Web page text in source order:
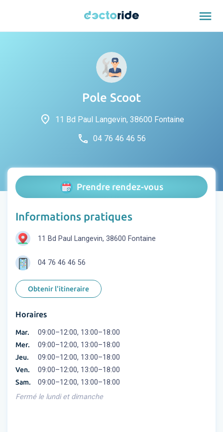
menu
Pole Scoot
place 11 Bd Paul Langevin, 38600 Fontaine
phone 04 76 46 46 56
Prendre rendez-vous
Informations pratiques
11 Bd Paul Langevin, 38600 Fontaine
04 76 46 46 56
Obtenir l'itineraire
Horaires
Mar. 09:00–12:00, 13:00–18:00
Mer. 09:00–12:00, 13:00–18:00
Jeu. 09:00–12:00, 13:00–18:00
Ven. 09:00–12:00, 13:00–18:00
Sam.
09:00–12:00, 13:00–18:00
Fermé le lundi et dimanche